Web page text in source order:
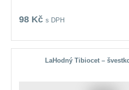
98 Kčs DPH
LaHodný Tibiocet –